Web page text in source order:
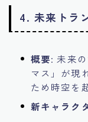
4. 未来トラ
概要: 未来
マス」が現
ため時空を
新キャラク